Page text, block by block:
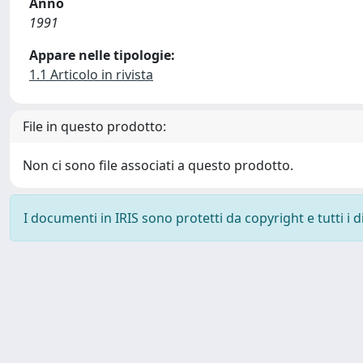
1991
Appare nelle tipologie:
1.1 Articolo in rivista
File in questo prodotto:
Non ci sono file associati a questo prodotto.
I documenti in IRIS sono protetti da copyright e tutti i